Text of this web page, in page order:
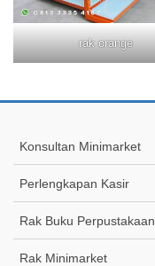
rak orange
Konsultan Minimarket
Perlengkapan Kasir
Rak Buku Perpustakaan
Rak Minimarket